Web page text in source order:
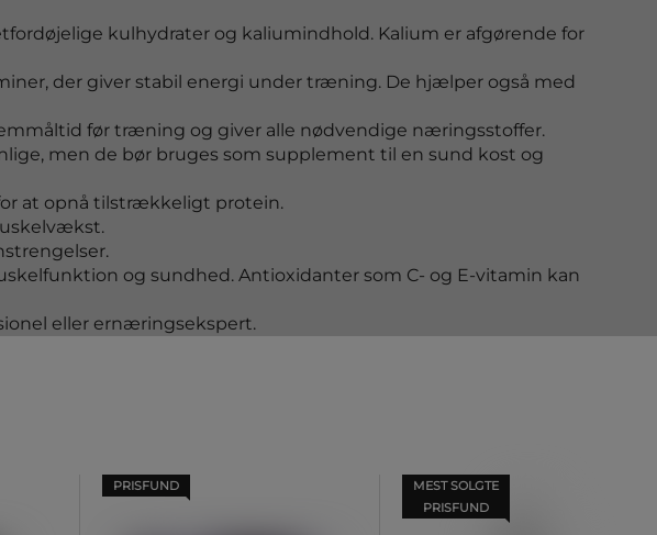
kulhydrater og kaliumindhold. Kalium er afgørende for
der giver stabil energi under træning. De hjælper også med
før træning og giver alle nødvendige næringsstoffer.
men de bør bruges som supplement til en sund kost og
at opnå tilstrækkeligt protein.
og sundhed. Antioxidanter som C- og E-vitamin kan
eller ernæringsekspert.
PRISFUND
MEST SOLGTE
PRISFUND